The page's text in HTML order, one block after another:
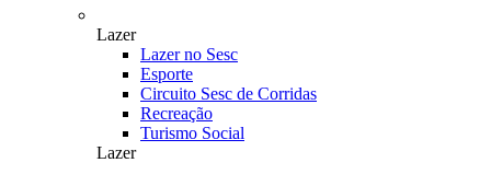
Lazer
Lazer no Sesc
Esporte
Circuito Sesc de Corridas
Recreação
Turismo Social
Lazer